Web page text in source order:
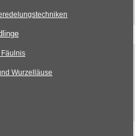
Fäulnis
Wurzelläuse